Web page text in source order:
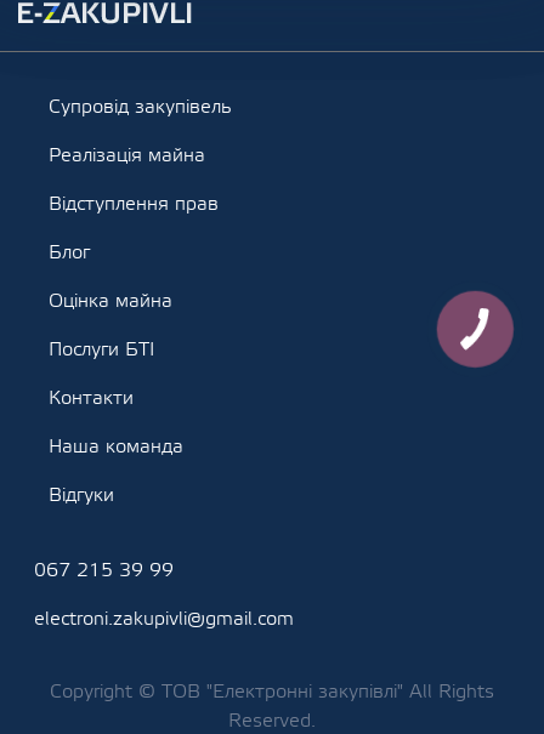
Супровід закупівель
Реалізація майна
Відступлення прав
Блог
Оцінка майна
Послуги БТІ
Контакти
Наша команда
Відгуки
067 215 39 99
electroni.zakupivli@gmail.com
Copyright © ТОВ "Електронні закупівлі" All Rights
Reserved.